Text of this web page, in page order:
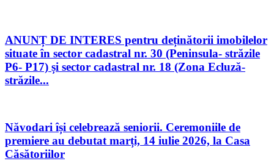
ANUNȚ DE INTERES pentru deținătorii imobilelor
situate în sector cadastral nr. 30 (Peninsula- străzile
P6- P17) și sector cadastral nr. 18 (Zona Ecluză-
străzile...
Năvodari își celebrează seniorii. Ceremoniile de
premiere au debutat marți, 14 iulie 2026, la Casa
Căsătoriilor